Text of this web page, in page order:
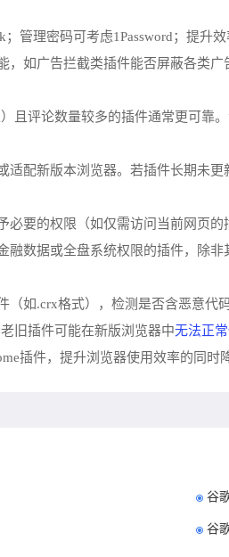
；管理密码可考虑1Password；提升
如广告拦截类插件能否屏蔽各类
且评论数量较多的插件通常更可靠
配新版本浏览器。若插件长期未更
要的权限（如仅需访问当前网页的
数据或全盘系统权限的插件，除非
如.crx格式），检测是否含恶意代码
旧插件可能在新版浏览器中无法正
插件，提升浏览器使用效率的同时
谷
谷